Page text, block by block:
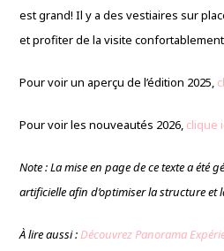
est grand! Il y a des vestiaires sur
et profiter de la visite
Pour voir un aperçu de l’édition 2025,
Pour voir les nouveautés 2026, clique
Note : La mise en page de ce texte a été
artificielle afin d’optimiser la structure et
À lire aussi :Découvrez Panorama